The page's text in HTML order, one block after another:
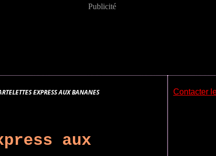
Publicité
EXPRESS AUX BANANES
aux
Contacter